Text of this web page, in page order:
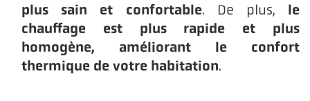
plus sain et confortable. De plus, le
chauffage est plus rapide et plus
homogène, améliorant le confort
thermique de votre habitation.